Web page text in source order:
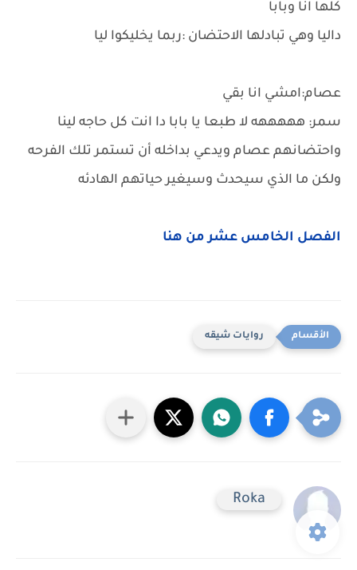
كلها انا وبابا
داليا وهي تبادلها الاحتضان :ربما يخليكوا ليا
عصام:امشي انا بقي
سمر: هههههه لا طبعا يا بابا دا انت كل حاجه لينا
واحتضانهم عصام ويدعي بداخله أن تستمر تلك الفرحه
ولكن ما الذي سيحدث وسيغير حياتهم الهادئه
الفصل الخامس عشر من هنا
روايات شيقه
Roka